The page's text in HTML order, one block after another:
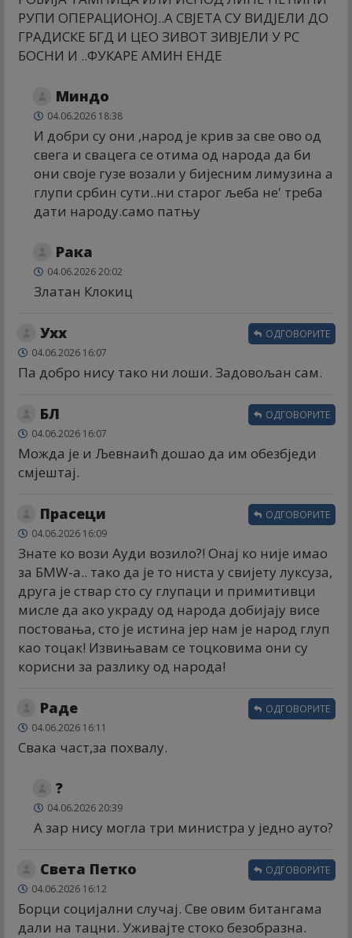
РУПИ ОПЕРАЦИОНОЈ..А СВЈЕТА СУ ВИДЈЕЛИ ДО
ГРАДИСКЕ БГД И ЦЕО ЗИВОТ ЗИВЈЕЛИ У РС
БОСНИ И ..ФУКАРЕ АМИН ЕНДЕ
Миндо
04.06.2026 18:38
И добри су они ,народ је крив за све ово од
свега и свацега се отима од народа да би
они своје гузе возали у бијесним лимузина а
глупи србин сути..ни старог љеба не' треба
дати народу.само патњу
Рака
04.06.2026 20:02
Златан Клокиц
Ухх
04.06.2026 16:07
Па добро нису тако ни лоши. Задовољан сам.
ОДГОВОРИТЕ
БЛ
04.06.2026 16:07
Можда је и Љевнаић дошао да им обезбједи
смјештај.
ОДГОВОРИТЕ
Прасеци
04.06.2026 16:09
Знате ко вози Ауди возило?! Онај ко није имао
за БМW-а.. тако да је то ниста у свијету луксуза,
друга је ствар сто су глупаци и примитивци
мисле да ако украду од народа добијају висе
постовања, сто је истина јер нам је народ глуп
као тоцак! Извињавам се тоцковима они су
корисни за разлику од народа!
ОДГОВОРИТЕ
Раде
04.06.2026 16:11
Свака част,за похвалу.
ОДГОВОРИТЕ
?
04.06.2026 20:39
А зар нису могла три министра у једно ауто?
Света Петко
04.06.2026 16:12
Борци социјални случај. Све овим битангама
дали на тацни. Уживајте стоко безобразна.
ОДГОВОРИТЕ